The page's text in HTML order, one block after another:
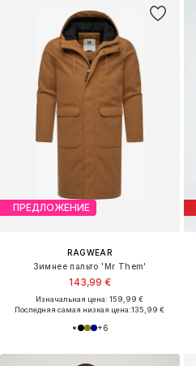
ПРЕДЛОЖЕНИЕ
RAGWEAR
Зимнее пальто 'Mr Them'
143,99 €
Изначальная цена: 159,99 €
Последняя самая низкая цена:135,99 €
+6